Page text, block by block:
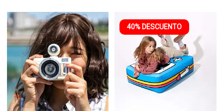
40% DESCUENTO